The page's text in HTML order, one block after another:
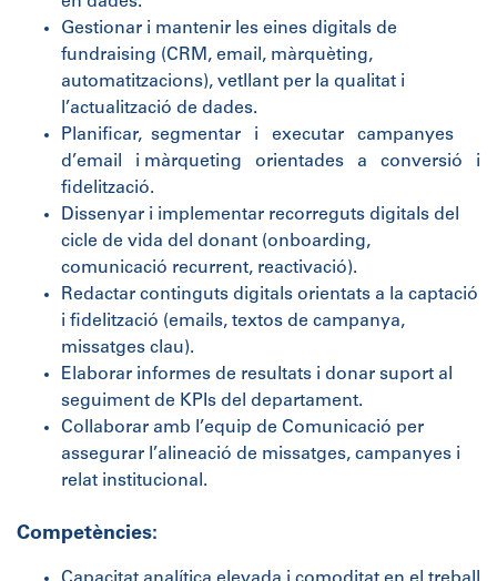
Gestionar i mantenir les eines digitals de
fundraising (CRM, email, màrquèting,
automatitzacions), vetllant per la qualitat i
l’actualització de dades.
Planificar, segmentar i executar campanyes
d’email i màrqueting orientades a conversió i
fidelització.
Dissenyar i implementar recorreguts digitals del
cicle de vida del donant (onboarding,
comunicació recurrent, reactivació).
Redactar continguts digitals orientats a la captació
i fidelització (emails, textos de campanya,
missatges clau).
Elaborar informes de resultats i donar suport al
seguiment de KPIs del departament.
Collaborar amb l’equip de Comunicació per
assegurar l’alineació de missatges, campanyes i
relat institucional.
Competències: